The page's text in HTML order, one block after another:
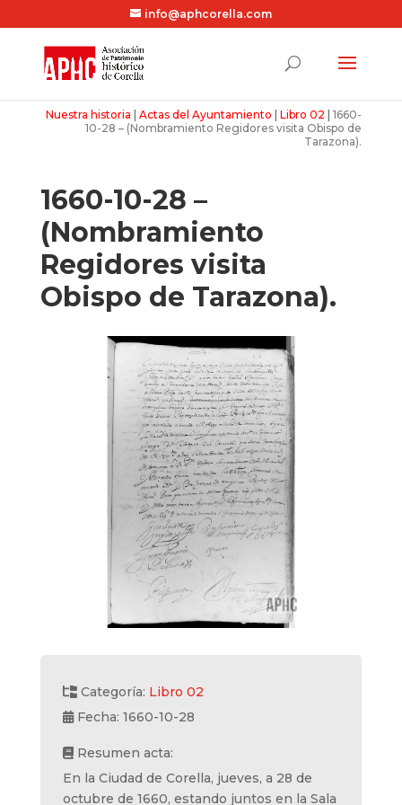
info@aphcorella.com
Nuestra historia |Actas del Ayuntamiento |Libro 02 |1660-
10-28 – (Nombramiento Regidores visita Obispo de
Tarazona).
1660-10-28 –
(Nombramiento
Regidores visita
Obispo de Tarazona).
Categoría: Libro 02
Fecha: 1660-10-28
Resumen acta:
En la Ciudad de Corella, jueves, a 28 de
octubre de 1660, estando juntos en la Sala